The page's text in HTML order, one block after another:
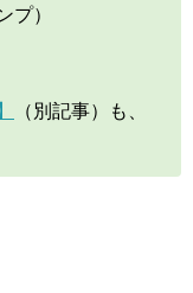
）
（別記事）も、